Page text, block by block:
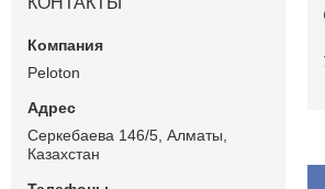
Peloton
Серкебаева 146/5, Алматы,
Казахстан